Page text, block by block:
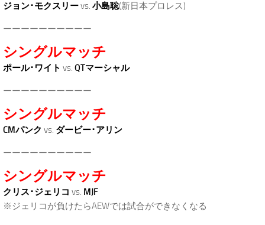
ジョン･モクスリーvs. 小島聡(新日本プロレス)
ーーーーーーーーーー
シングルマッチ
ポール･ワイト vs. QTマーシャル
ーーーーーーーーーー
シングルマッチ
CMパンク vs. ダービー･アリン
ーーーーーーーーーー
シングルマッチ
クリス･ジェリコ vs. MJF
※ジェリコが負けたらAEWでは試合ができなくなる